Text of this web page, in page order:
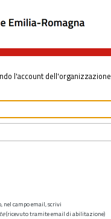
l'account dell'organizzazione
nel campo email, scrivi
(ricevuto tramite email di abilitazione)